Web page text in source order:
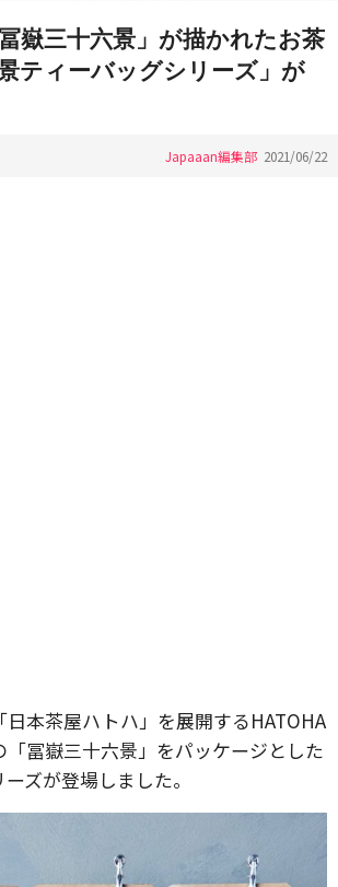
嶽三十六景」が描かれたお茶
景ティーバッグシリーズ」が
Japaaan編集部 2021/06/22
日本茶屋ハトハ」を展開するHATOHA
冨嶽三十六景」をパッケージとした
ズが登場しました。